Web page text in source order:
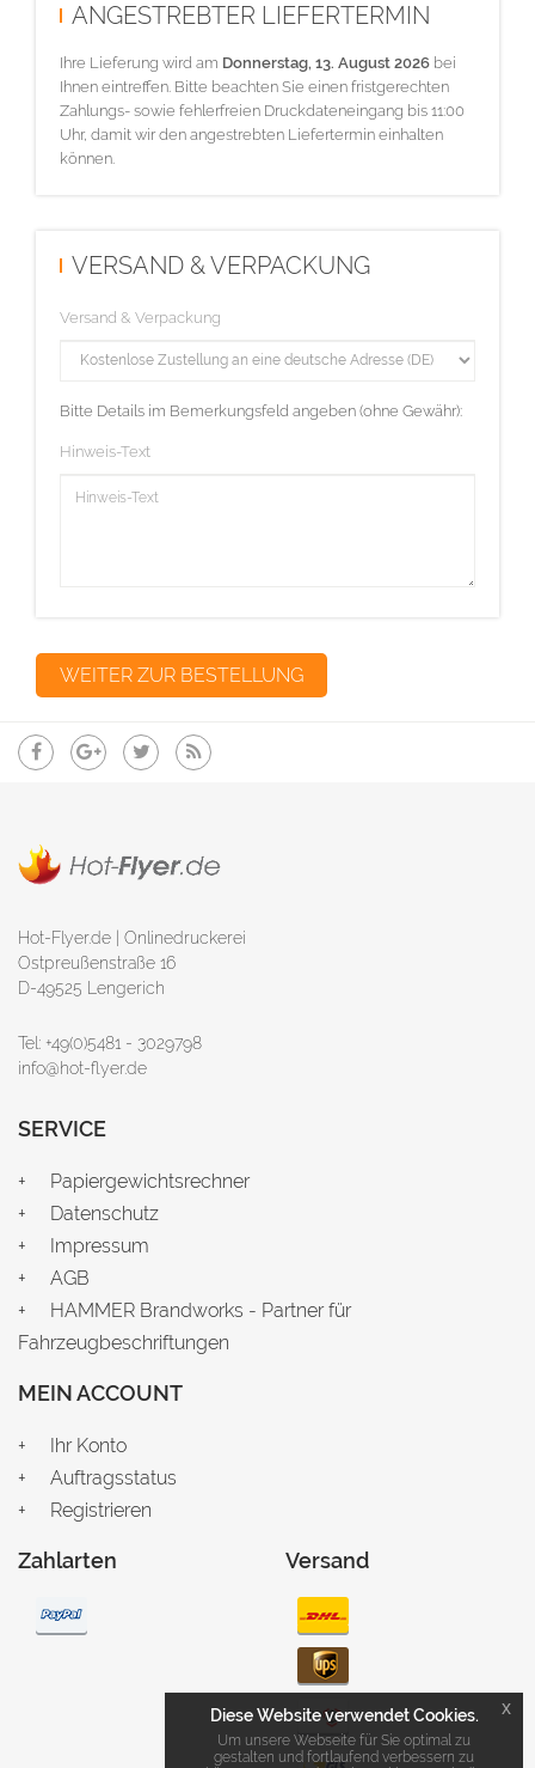
ANGESTREBTER LIEFERTERMIN
Ihre Lieferung wird am Donnerstag, 13. August 2026 bei
Ihnen eintreffen. Bitte beachten Sie einen fristgerechten
Zahlungs- sowie fehlerfreien Druckdateneingang bis 11:00
Uhr, damit wir den angestrebten Liefertermin einhalten
können.
VERSAND & VERPACKUNG
Versand & Verpackung
Bitte Details im Bemerkungsfeld angeben (ohne Gewähr):
Hinweis-Text
Hot-Flyer.de | Onlinedruckerei
Ostpreußenstraße 16
D-49525 Lengerich
Tel: +49(0)5481 - 3029798
info@hot-flyer.de
SERVICE
Papiergewichtsrechner
Datenschutz
Impressum
AGB
HAMMER Brandworks - Partner für
Fahrzeugbeschriftungen
MEIN ACCOUNT
Ihr Konto
Auftragsstatus
Registrieren
Zahlarten Versand
Diese Website verwendet Cookies.
Um unsere Webseite für Sie optimal zu
gestalten und fortlaufend verbessern zu
x